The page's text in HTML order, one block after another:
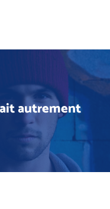
autrement